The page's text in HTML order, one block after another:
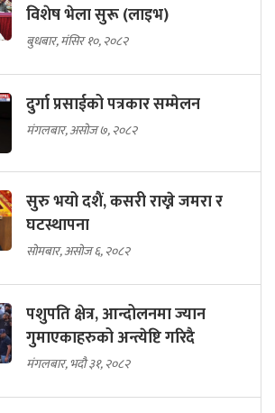
विशेष भेला सुरू (लाइभ)
बुधबार, मंसिर १०, २०८२
दुर्गा प्रसाईको पत्रकार सम्मेलन
मंगलबार, असोज ७, २०८२
सुरु भयो दशैं, कसरी राख्ने जमरा र
घटस्थापना
सोमबार, असोज ६, २०८२
पशुपति क्षेत्र, आन्दोलनमा ज्यान
गुमाएकाहरुको अन्त्येष्टि गरिदै
मंगलबार, भदौ ३१, २०८२